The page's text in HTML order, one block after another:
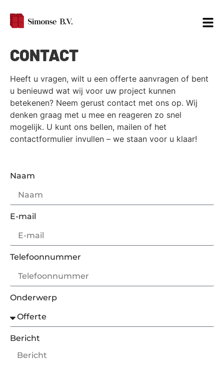
CONTACT
Heeft u vragen, wilt u een offerte aanvragen of bent
u benieuwd wat wij voor uw project kunnen
betekenen? Neem gerust contact met ons op. Wij
denken graag met u mee en reageren zo snel
mogelijk. U kunt ons bellen, mailen of het
contactformulier invullen – we staan voor u klaar!
Naam
E-mail
Telefoonnummer
Onderwerp
Bericht